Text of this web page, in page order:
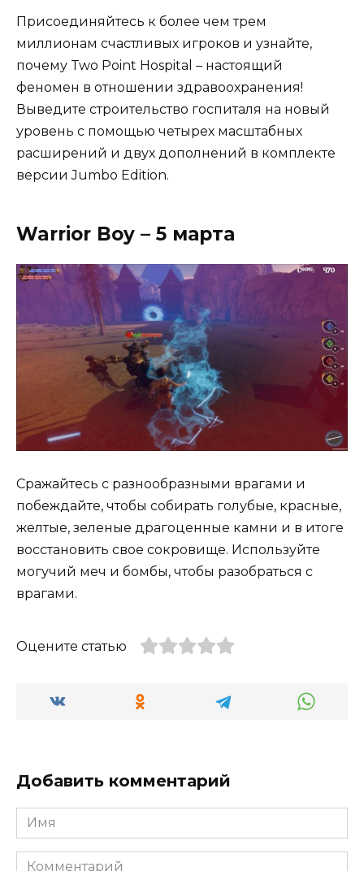
Присоединяйтесь к более чем трем
миллионам счастливых игроков и узнайте,
почему Two Point Hospital – настоящий
феномен в отношении здравоохранения!
Выведите строительство госпиталя на новый
уровень с помощью четырех масштабных
расширений и двух дополнений в комплекте
версии Jumbo Edition.
Warrior Boy – 5 марта
Сражайтесь с разнообразными врагами и
побеждайте, чтобы собирать голубые, красные,
желтые, зеленые драгоценные камни и в итоге
восстановить свое сокровище. Используйте
могучий меч и бомбы, чтобы разобраться с
врагами.
Оцените статью
Добавить комментарий
Имя
Комментарий